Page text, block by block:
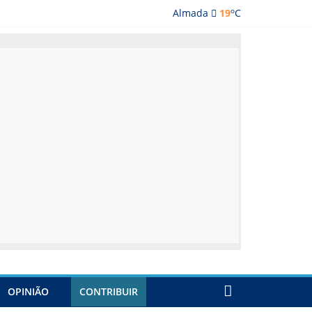
Almada 19oC
OPINIÃO CONTRIBUIR